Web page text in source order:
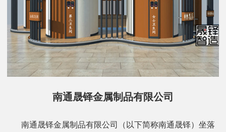
南通晟铎金属制品有限公司
南通晟铎金属制品有限公司（以下简称南通晟铎）坐落